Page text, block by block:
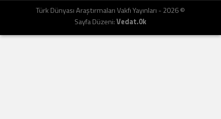
Türk Dünyası Araştırmaları Vakfı Yayınları - 2026 ©
Sayfa Düzeni:Vedat.0k